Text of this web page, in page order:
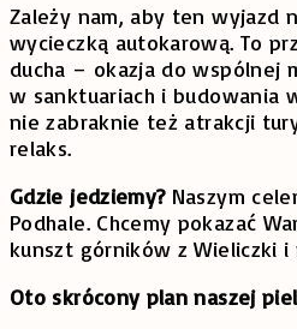
Zależy nam, aby ten wyjazd
wycieczką autokarową. To
ducha – okazja do wspólnej
w sanktuariach i budowania
nie zabraknie też atrakcji
relaks.
Gdzie jedziemy?Naszym
Podhale. Chcemy pokazać
kunszt górników z Wieliczki
Oto skrócony plan naszej